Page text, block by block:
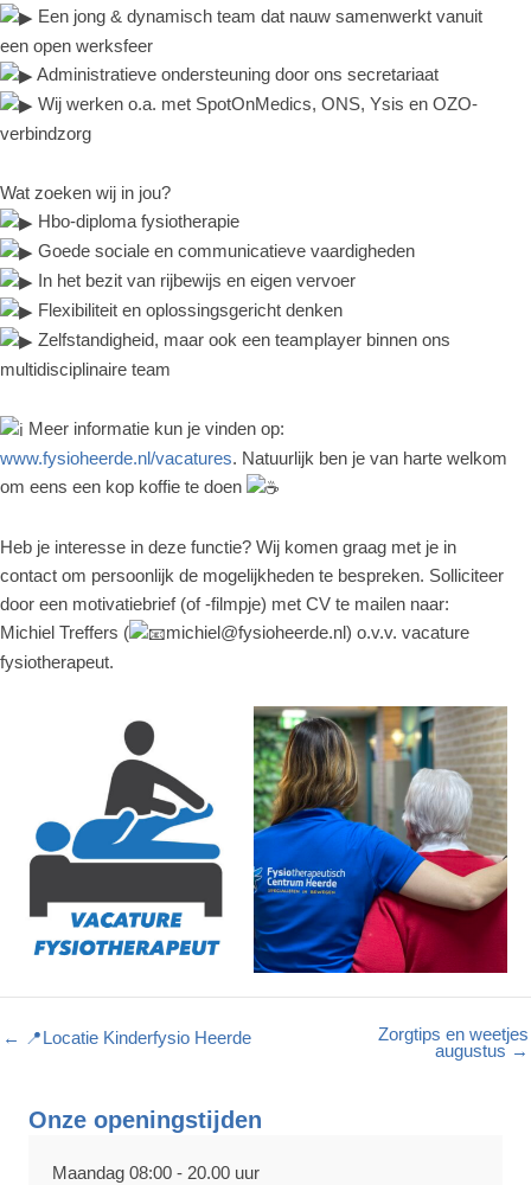
Een jong & dynamisch team dat nauw samenwerkt vanuit
een open werksfeer
Administratieve ondersteuning door ons secretariaat
Wij werken o.a. met SpotOnMedics, ONS, Ysis en OZO-
verbindzorg
Wat zoeken wij in jou?
Hbo-diploma fysiotherapie
Goede sociale en communicatieve vaardigheden
In het bezit van rijbewijs en eigen vervoer
Flexibiliteit en oplossingsgericht denken
Zelfstandigheid, maar ook een teamplayer binnen ons
multidisciplinaire team
Meer informatie kun je vinden op:
www.fysioheerde.nl/vacatures. Natuurlijk ben je van harte welkom
om eens een kop koffie te doen
Heb je interesse in deze functie? Wij komen graag met je in
contact om persoonlijk de mogelijkheden te bespreken. Solliciteer
door een motivatiebrief (of -filmpje) met CV te mailen naar:
Michiel Treffers (
michiel@fysioheerde.nl) o.v.v. vacature
fysiotherapeut.
← 📍Locatie Kinderfysio Heerde
Zorgtips en weetjes
augustus →
Onze openingstijden
Maandag 08:00 - 20.00 uur